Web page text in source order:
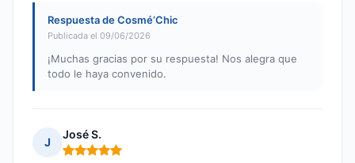
Respuesta de Cosmé’Chic
Publicada el 09/06/2026
¡Muchas gracias por su respuesta! Nos alegra que
todo le haya convenido.
J
José S.
Nota: 5 de 5